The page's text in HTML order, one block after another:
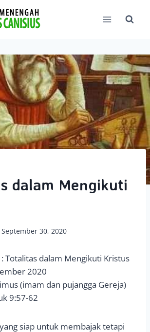
dalam Mengikuti
September 30, 2020
Totalitas dalam Mengikuti Kristus
2020
(imam dan pujangga Gereja)
9:57-62
siap untuk membajak tetapi